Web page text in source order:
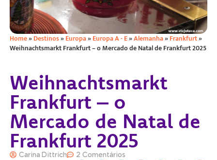
Home»Destinos»Europa»Europa A - E»Alemanha»Frankfurt»
Weihnachtsmarkt Frankfurt – o Mercado de Natal de Frankfurt 2025
Weihnachtsmarkt
Frankfurt – o
Mercado de Natal de
Frankfurt 2025
Carina Dittrich 2 Comentários